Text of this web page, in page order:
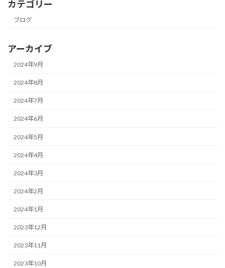
カテゴリー
ブログ
アーカイブ
2024年9月
2024年8月
2024年7月
2024年6月
2024年5月
2024年4月
2024年3月
2024年2月
2024年1月
2023年12月
2023年11月
2023年10月